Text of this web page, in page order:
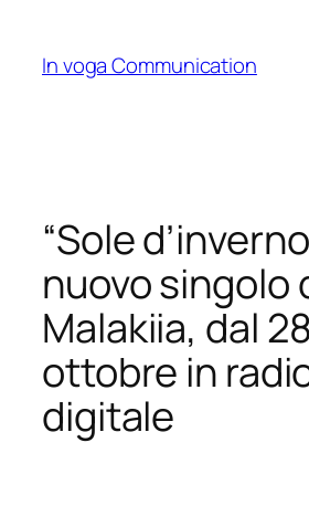
content
In voga Communication
“Sole
nuovo singolo
Malakiia, dal 28
ottobre in
digitale